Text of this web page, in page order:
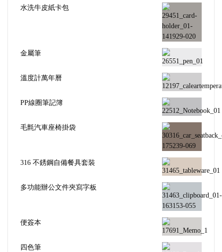
水洗牛皮紙卡包
金屬筆
溫度計萬年曆
PP線圈筆記簿
毛氈汽車座椅掛袋
316 不銹鋼自備餐具套裝
多功能辦公文件夾寫字板
便簽本
四色筆